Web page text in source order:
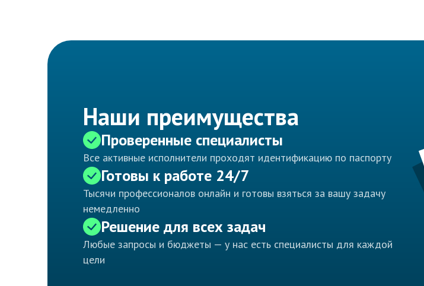
Наши преимущества
Проверенные специалисты
Все активные исполнители проходят идентификацию по паспорту
Готовы к работе 24/7
Тысячи профессионалов онлайн и готовы взяться за вашу задачу
немедленно
Решение для всех задач
Любые запросы и бюджеты — у нас есть специалисты для каждой
цели